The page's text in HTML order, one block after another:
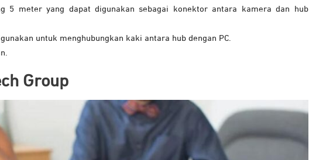
5 meter yang dapat digunakan sebagai konektor antara kamera dan hub
untuk menghubungkan kaki antara hub dengan PC.
Group